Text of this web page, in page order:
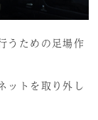
うための足場作
ットを取り外し